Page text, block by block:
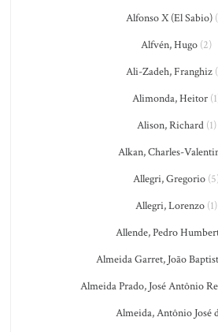
Alfonso X (El Sabio)
Alfvén, Hugo (2)
Ali-Zadeh, Franghiz
Alimonda, Heitor
Alison, Richard(1)
Alkan, Charles-
Allegri, Gregorio
Allegri, Lorenzo (1)
Allende, Pedro
Almeida Garret, João
Almeida Prado, José Antônio
Almeida, Antônio José